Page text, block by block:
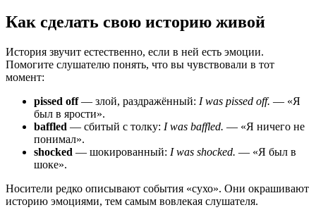
Как сделать свою историю живой
История звучит естественно, если в ней есть эмоции.
Помогите слушателю понять, что вы чувствовали в тот
момент:
pissed off— злой, раздражённый: I was pissed off. — «Я
был в ярости».
baffled — сбитый с толку: I was baffled. — «Я ничего не
понимал».
shocked — шокированный: I was shocked. — «Я был в
шоке».
Носители редко описывают события «сухо». Они окрашивают
историю эмоциями, тем самым вовлекая слушателя.